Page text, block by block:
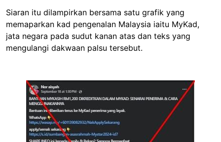
Siaran itu dilampirkan bersama satu grafik yang
memaparkan kad pengenalan Malaysia iaitu MyKad,
jata negara pada sudut kanan atas dan teks yang
mengulangi dakwaan palsu tersebut.
Image